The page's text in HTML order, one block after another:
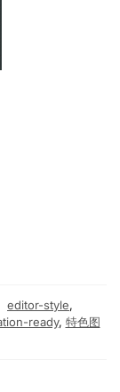
editor-style,
ready, 特色图